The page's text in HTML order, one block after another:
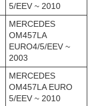
5/EEV ~ 2010
MERCEDES
OM457LA
EURO4/5/EEV ~
2003
MERCEDES
OM457LA EURO
5/EEV ~ 2010